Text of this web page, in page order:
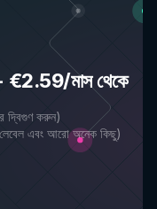
€2.59/মাস থেকে
দ্বিগুণ করুন)
এবং আরো অনেক কিছু)